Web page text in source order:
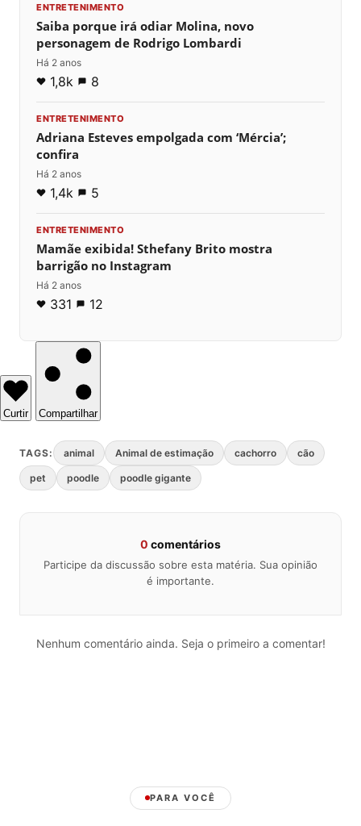
ENTRETENIMENTO
Saiba porque irá odiar Molina, novo
personagem de Rodrigo Lombardi
Há 2 anos
1,8k 8
ENTRETENIMENTO
Adriana Esteves empolgada com ‘Mércia’;
confira
Há 2 anos
1,4k 5
ENTRETENIMENTO
Mamãe exibida! Sthefany Brito mostra
barrigão no Instagram
Há 2 anos
331 12
Curtir Compartilhar
TAGS: animal Animal de estimação cachorro cão
pet poodle poodle gigante
0 comentários
Participe da discussão sobre esta matéria. Sua opinião
é importante.
Nenhum comentário ainda. Seja o primeiro a comentar!
PARA VOCÊ